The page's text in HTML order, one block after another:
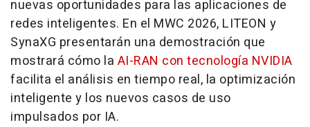
nuevas oportunidades para las aplicaciones de
redes inteligentes. En el MWC 2026, LITEON y
SynaXG presentarán una demostración que
mostrará cómo la AI-RAN con tecnología NVIDIA
facilita el análisis en tiempo real, la optimización
inteligente y los nuevos casos de uso
impulsados por IA.